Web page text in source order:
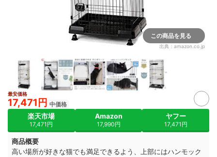
この商品を見る
出典： amazon.co.jp
最安価格
17,471円 中価格
楽天市場
17,471円
Amazon
17,990円
ヤフー
17,471円
商品概要
高い場所が好きな猫でも満足できるよう、上部にはハンモック